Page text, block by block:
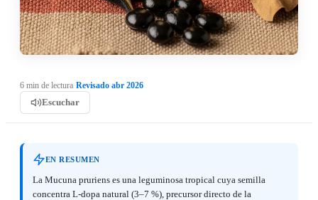
6 min de lectura Revisado abr 2026
Escuchar
EN RESUMEN
La Mucuna pruriens es una leguminosa tropical cuya semilla
concentra L-dopa natural (3–7 %), precursor directo de la